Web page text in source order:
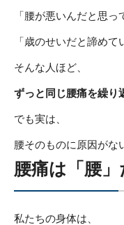
「腰が悪いんだと思っ
「歳のせいだと諦めて
そんな人ほど、
ずっと同じ腰痛を繰り
でも実は、
腰そのものに原因がな
腰痛は「腰
私たちの身体は、